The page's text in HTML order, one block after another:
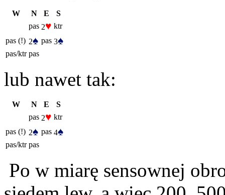
W N E
S
pas 2♥ ktr
pas (!) 2♠ pas 3♠
pas/ktr pas
lub nawet tak:
W N E
S
pas 2♥ ktr
pas (!) 2♠ pas 4♠
pas/ktr pas
Po w miarę sensownej